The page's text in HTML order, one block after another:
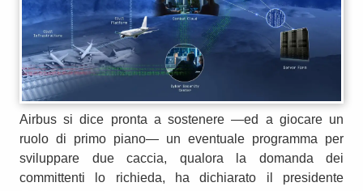
Airbus si dice pronta a sostenere —ed a giocare un
ruolo di primo piano— un eventuale programma per
sviluppare due caccia, qualora la domanda dei
committenti lo richieda, ha dichiarato il presidente